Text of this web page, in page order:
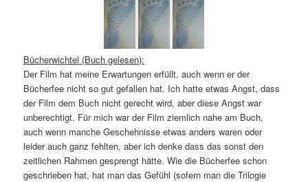
Bücherwichtel (Buch gelesen):
Der Film hat meine Erwartungen erfüllt, auch wenn er der
Bücherfee nicht so gut gefallen hat. Ich hatte etwas Angst, dass
der Film dem Buch nicht gerecht wird, aber diese Angst war
unberechtigt. Für mich war der Film ziemlich nahe am Buch,
auch wenn manche Geschehnisse etwas anders waren oder
leider auch ganz fehlten, aber ich denke dass das sonst den
zeitlichen Rahmen gesprengt hätte. Wie die Bücherfee schon
geschrieben hat, hat man das Gefühl (sofern man die Trilogie